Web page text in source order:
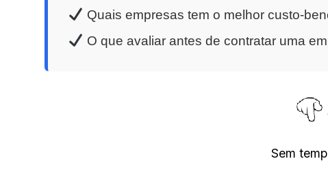
Quais empresas tem o melhor custo-
O que avaliar antes de contratar uma
Sem